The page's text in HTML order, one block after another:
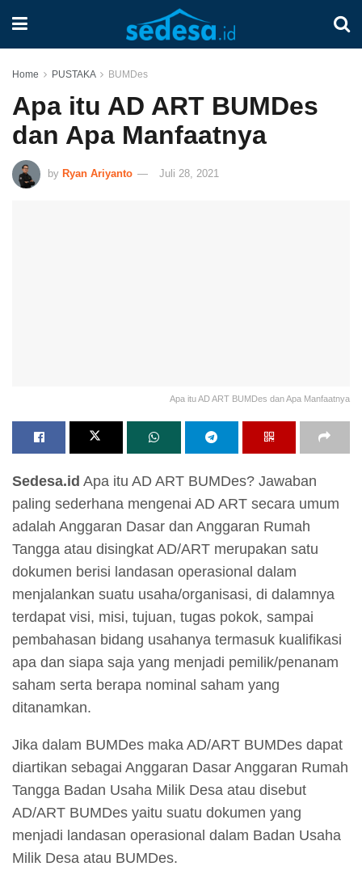
Home PUSTAKA BUMDes
Apa itu AD ART BUMDes
dan Apa Manfaatnya
by Ryan Ariyanto Juli 28, 2021
Apa itu AD ART BUMDes dan Apa Manfaatnya
Sedesa.id Apa itu AD ART BUMDes? Jawaban
paling sederhana mengenai AD ART secara umum
adalah Anggaran Dasar dan Anggaran Rumah
Tangga atau disingkat AD/ART merupakan satu
dokumen berisi landasan operasional dalam
menjalankan suatu usaha/organisasi, di dalamnya
terdapat visi, misi, tujuan, tugas pokok, sampai
pembahasan bidang usahanya termasuk kualifikasi
apa dan siapa saja yang menjadi pemilik/penanam
saham serta berapa nominal saham yang
ditanamkan.
Jika dalam BUMDes maka AD/ART BUMDes dapat
diartikan sebagai Anggaran Dasar Anggaran Rumah
Tangga Badan Usaha Milik Desa atau disebut
AD/ART BUMDes yaitu suatu dokumen yang
menjadi landasan operasional dalam Badan Usaha
Milik Desa atau BUMDes.